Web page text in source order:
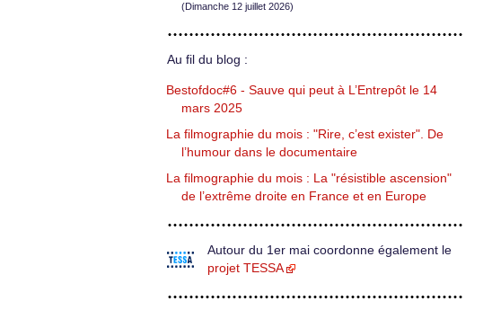
(Dimanche 12 juillet 2026)
Au fil du blog :
Bestofdoc#6 - Sauve qui peut à L’Entrepôt le 14
mars 2025
La filmographie du mois : "Rire, c’est exister". De
l’humour dans le documentaire
La filmographie du mois : La "résistible ascension"
de l’extrême droite en France et en Europe
Autour du 1er mai coordonne également le
projet TESSA